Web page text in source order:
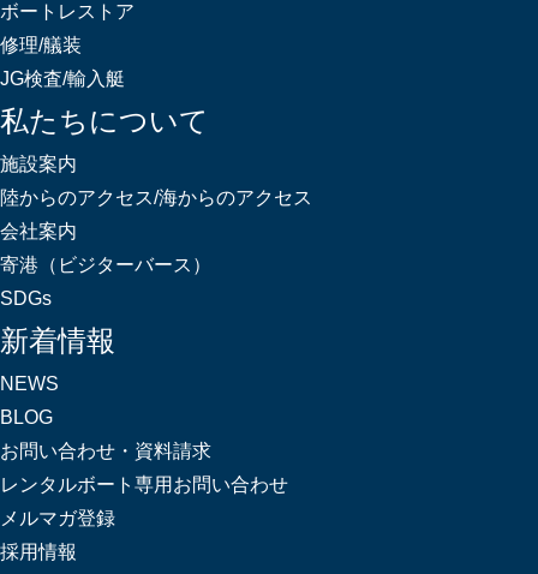
ボートレストア
修理/艤装
JG検査/輸入艇
私たちについて
施設案内
陸からのアクセス/海からのアクセス
会社案内
寄港（ビジターバース）
SDGs
新着情報
NEWS
BLOG
お問い合わせ・資料請求
レンタルボート専用お問い合わせ
メルマガ登録
採用情報